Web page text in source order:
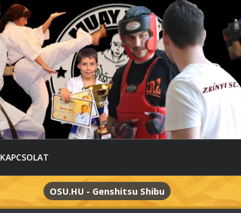
KAPCSOLAT
OSU.HU - Genshitsu Shibu